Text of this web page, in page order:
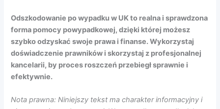
Odszkodowanie po wypadku w UK to realna i sprawdzona
forma pomocy powypadkowej, dzięki której możesz
szybko odzyskać swoje prawa i finanse. Wykorzystaj
doświadczenie prawników i skorzystaj z profesjonalnej
kancelarii, by proces roszczeń przebiegł sprawnie i
efektywnie.
Nota prawna: Niniejszy tekst ma charakter informacyjny i